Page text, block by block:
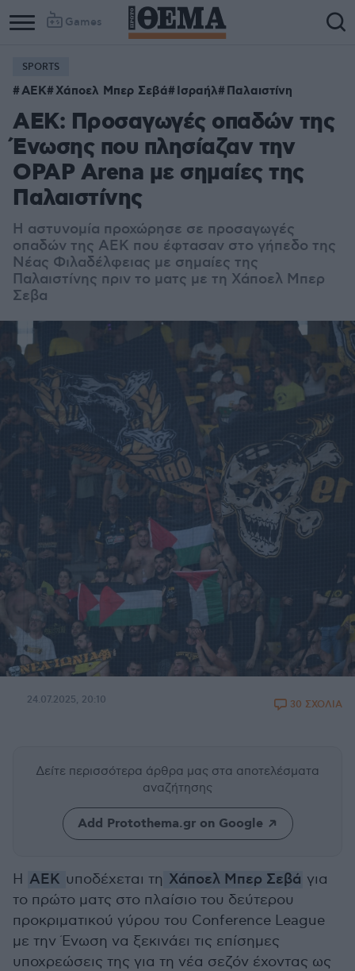
Games
SPORTS
ΑΕΚ Χάποελ Μπερ Σεβά Ισραήλ Παλαιστίνη
ΑΕΚ: Προσαγωγές οπαδών της
Ένωσης που πλησίαζαν την
OPAP Arena με σημαίες της
Παλαιστίνης
Η αστυνομία προχώρησε σε προσαγωγές
οπαδών της ΑΕΚ που έφτασαν στο γήπεδο της
Νέας Φιλαδέλφειας με σημαίες της
Παλαιστίνης πριν το ματς με τη Χάποελ Μπερ
Σεβα
24.07.2025, 20:10 30 ΣΧΟΛΙΑ
Δείτε περισσότερα άρθρα μας στα αποτελέσματα
αναζήτησης
Add Protothema.gr on Google
Η ΑΕΚ υποδέχεται τη Χάποελ Μπερ Σεβά για
το πρώτο ματς στο πλαίσιο του δεύτερου
προκριματικού γύρου του Conference League
με την Ένωση να ξεκινάει τις επίσημες
υποχρεώσεις της για τη νέα σεζόν έχοντας ως